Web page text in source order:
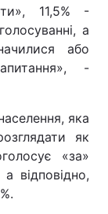
11,5% -
а
або
-
яка
як
«за»
відповідно,